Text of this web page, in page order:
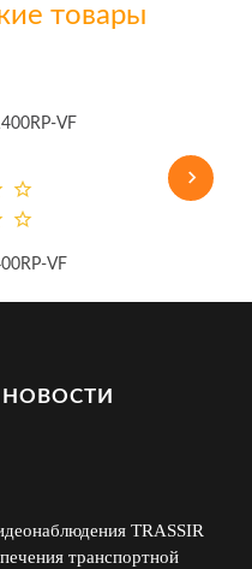
товары
VF
TRASSIR
транспортной